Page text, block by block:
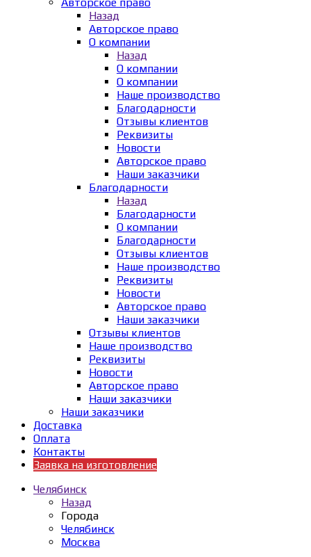
Назад
Авторское право
О компании
Назад
О компании
О компании
Наше производство
Благодарности
Отзывы клиентов
Реквизиты
Новости
Авторское право
Наши заказчики
Благодарности
Назад
Благодарности
О компании
Благодарности
Отзывы клиентов
Наше производство
Реквизиты
Новости
Авторское право
Наши заказчики
Отзывы клиентов
Наше производство
Реквизиты
Новости
Авторское право
Наши заказчики
Наши заказчики
Доставка
Оплата
Контакты
Заявка на изготовление
Челябинск
Назад
Города
Челябинск
Москва